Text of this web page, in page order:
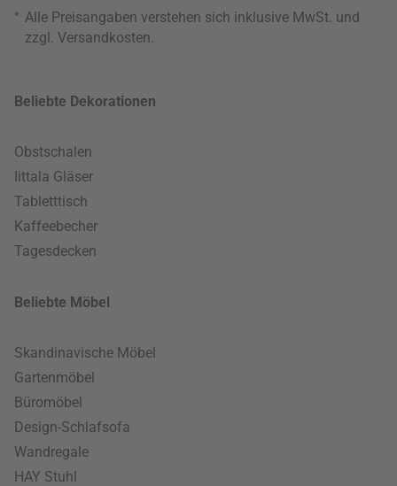
* Alle Preisangaben verstehen sich inklusive MwSt. und
zzgl. Versandkosten.
Beliebte Dekorationen
Obstschalen
Iittala Gläser
Tabletttisch
Kaffeebecher
Tagesdecken
Beliebte Möbel
Skandinavische Möbel
Gartenmöbel
Büromöbel
Design-Schlafsofa
Wandregale
HAY Stuhl